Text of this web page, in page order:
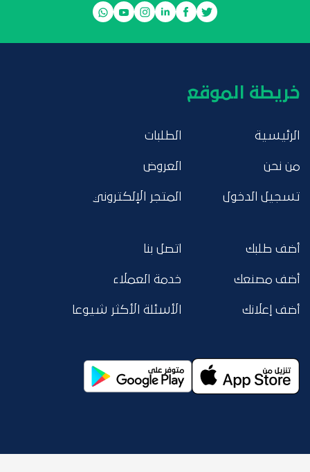
خريطة الموقع
الرئيسية
من نحن
تسجيل الدخول
الطلبات
العروض
المتجر الإلكتروني
أضف طلبك
أضف مصنعك
أضف إعلانك
اتصل بنا
خدمة العملاء
الأسئلة الأكثر شيوعا